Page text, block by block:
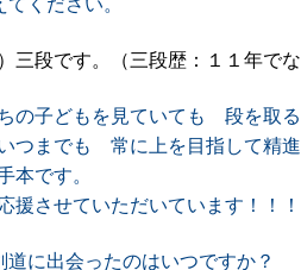
ください。
段です。（三段歴：１１年でな
の子どもを見ていても 段を取
つまでも 常に上を目指して精
本です。
援させていただいています！！！
道に出会ったのはいつですか？